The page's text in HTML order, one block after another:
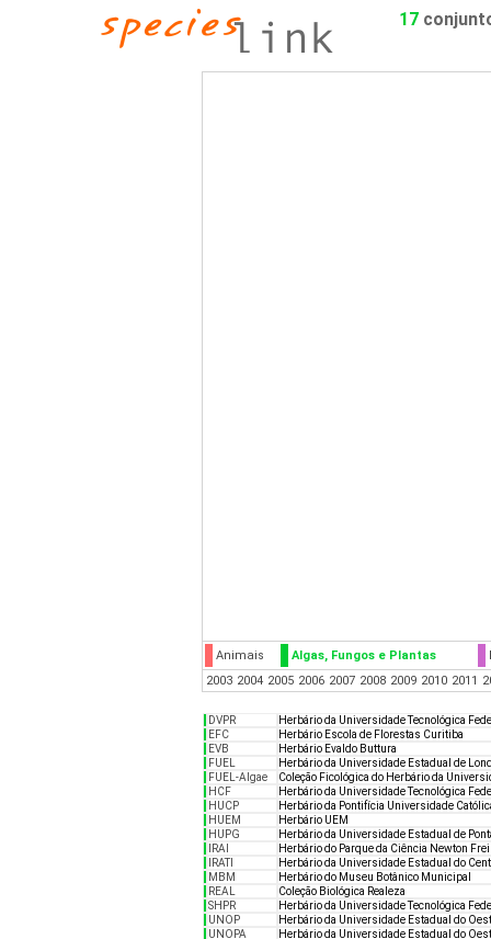
17
Animais Algas, Fungos e Plantas
2003 2004 2005 2006 2007 2008 2009 2010 2011
DVPR
Herbário da Universidade Tecnológica
EFC
Herbário Escola de Florestas Curitiba
EVB
Herbário Evaldo Buttura
FUEL
Herbário da Universidade Estadual de
FUEL-Algae
Coleção Ficológica do Herbário da
HCF
Herbário da Universidade Tecnológica
HUCP
Herbário da Pontifícia Universidade
HUEM
Herbário UEM
HUPG
Herbário da Universidade Estadual de
IRAI
Herbário do Parque da Ciência Newton
IRATI
Herbário da Universidade Estadual do
MBM
Herbário do Museu Botânico Municipal
REAL
Coleção Biológica Realeza
SHPR
Herbário da Universidade Tecnológica
UNOP
Herbário da Universidade Estadual do
UNOPA
Herbário da Universidade Estadual do